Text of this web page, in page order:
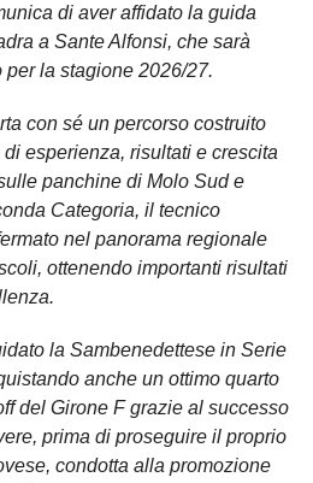
di aver affidato la guida
a Sante Alfonsi, che sarà
per la stagione 2026/27.
con sé un percorso costruito
esperienza, risultati e crescita
panchine di Molo Sud e
Categoria, il tecnico
nel panorama regionale
ottenendo importanti risultati
la Sambenedettese in Serie
anche un ottimo quarto
del Girone F grazie al successo
prima di proseguire il proprio
condotta alla promozione